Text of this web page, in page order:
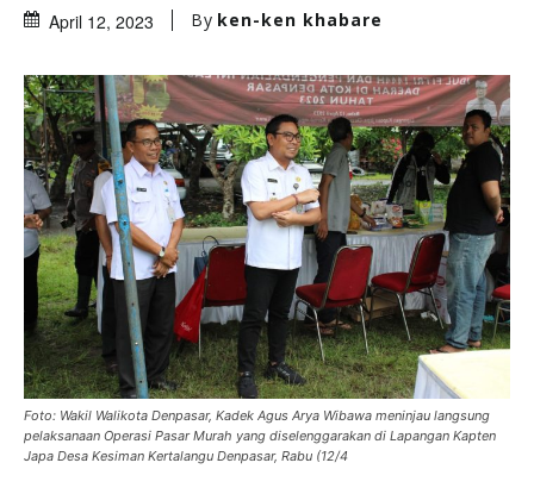
April 12, 2023 By ken-ken khabare
Foto: Wakil Walikota Denpasar, Kadek Agus Arya Wibawa meninjau langsung
pelaksanaan Operasi Pasar Murah yang diselenggarakan di Lapangan Kapten
Japa Desa Kesiman Kertalangu Denpasar, Rabu (12/4